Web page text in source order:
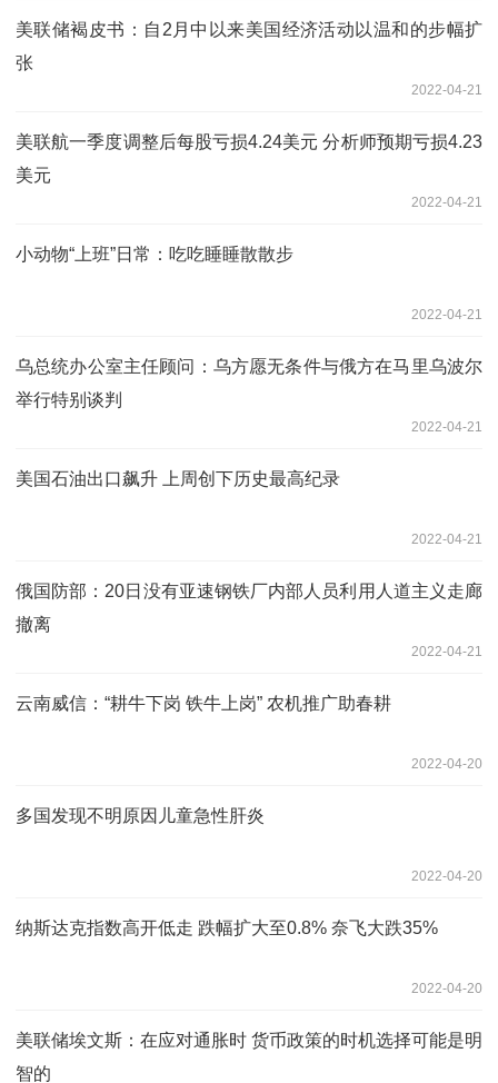
美联储褐皮书：自2月中以来美国经济活动以温和的步幅扩
张
2022-04-21
美联航一季度调整后每股亏损4.24美元 分析师预期亏损4.23
美元
2022-04-21
小动物“上班”日常：吃吃睡睡散散步
2022-04-21
乌总统办公室主任顾问：乌方愿无条件与俄方在马里乌波尔
举行特别谈判
2022-04-21
美国石油出口飙升 上周创下历史最高纪录
2022-04-21
俄国防部：20日没有亚速钢铁厂内部人员利用人道主义走廊
撤离
2022-04-21
云南威信：“耕牛下岗 铁牛上岗” 农机推广助春耕
2022-04-20
多国发现不明原因儿童急性肝炎
2022-04-20
纳斯达克指数高开低走 跌幅扩大至0.8% 奈飞大跌35%
2022-04-20
美联储埃文斯：在应对通胀时 货币政策的时机选择可能是明
智的